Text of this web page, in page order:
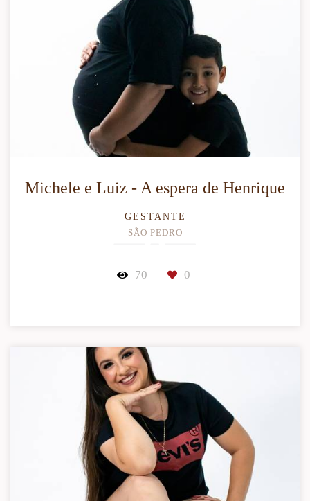
Michele e Luiz - A espera de Henrique
GESTANTE
SÃO PEDRO
70 0